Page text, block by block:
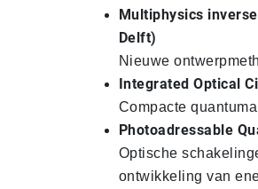
Multiphysics
Delft)
Nieuwe
Integrated Optical
Compacte
Photoadressable
Optische
ontwikkeling van